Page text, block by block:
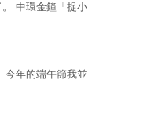
中環金鐘「捉小
今年的端午節我並